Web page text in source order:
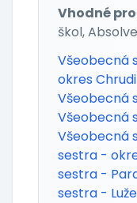
Vhodné
škol,
Všeobecná
okres
Všeobecná
Všeobecná
Všeobecná
sestra -
sestra -
sestra - Luže